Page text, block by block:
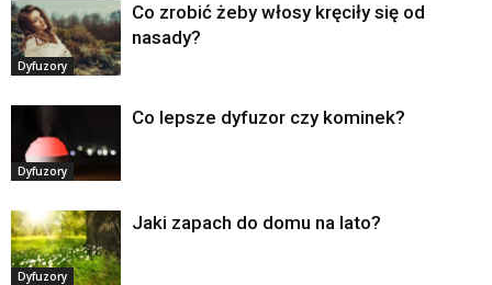
Dyfuzory
Co zrobić żeby włosy kręciły się od
nasady?
Dyfuzory
Co lepsze dyfuzor czy kominek?
Dyfuzory
Jaki zapach do domu na lato?